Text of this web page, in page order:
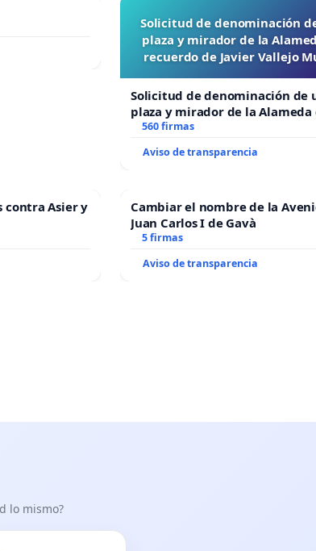
Solicitud de denominación
plaza y mirador de la
recuerdo de Javier Vallejo
Solicitud de denominación de
plaza y mirador de la Alameda
recuerdo de Javier Vallejo
560 firmas
Aviso de transparencia
contra Asier y
Cambiar el nombre de la
Juan Carlos I de Gavà
5 firmas
Aviso de transparencia
lo mismo?